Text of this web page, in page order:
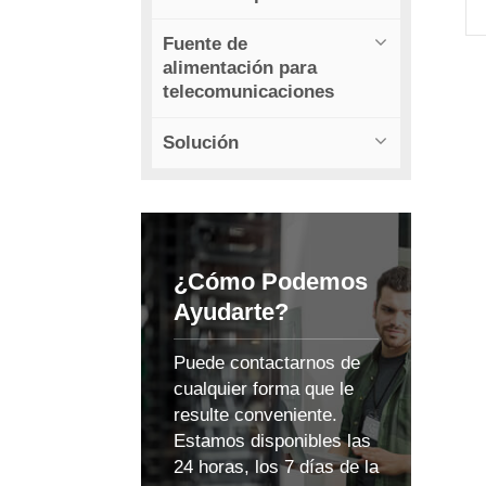
Fuente de
alimentación para
telecomunicaciones
Solución
¿Cómo Podemos
Ayudarte?
Puede contactarnos de
cualquier forma que le
resulte conveniente.
Estamos disponibles las
24 horas, los 7 días de la